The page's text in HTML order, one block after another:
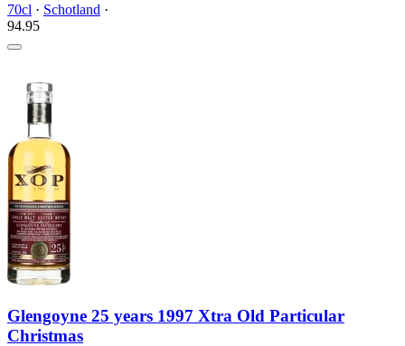
70cl · Schotland ·
94.95
Glengoyne 25 years 1997 Xtra Old Particular
Christmas